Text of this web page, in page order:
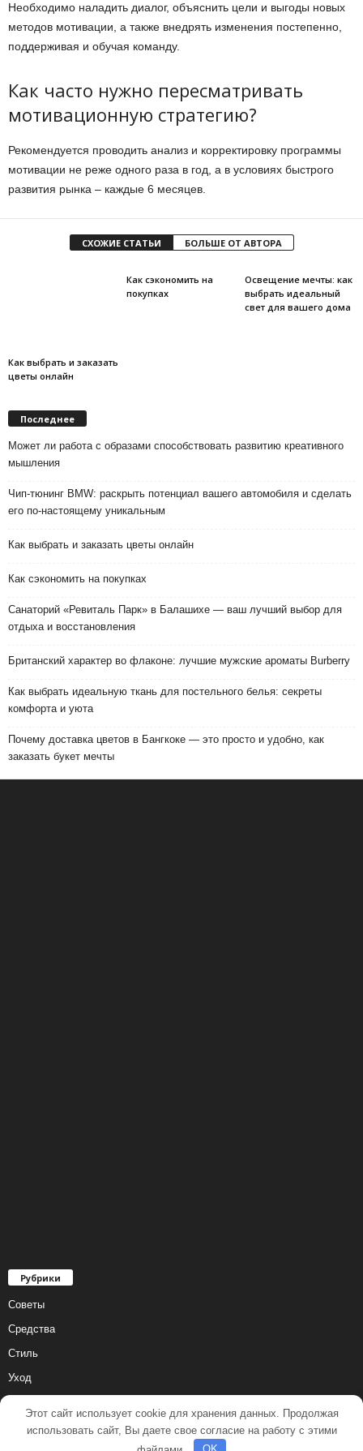
Необходимо наладить диалог, объяснить цели и выгоды новых
методов мотивации, а также внедрять изменения постепенно,
поддерживая и обучая команду.
Как часто нужно пересматривать
мотивационную стратегию?
Рекомендуется проводить анализ и корректировку программы
мотивации не реже одного раза в год, а в условиях быстрого
развития рынка – каждые 6 месяцев.
СХОЖИЕ СТАТЬИ БОЛЬШЕ ОТ АВТОРА
Как выбрать и заказать
цветы онлайн
Как сэкономить на
покупках
Освещение мечты: как
выбрать идеальный
свет для вашего дома
Последнее
Может ли работа с образами способствовать развитию креативного
мышления
Чип-тюнинг BMW: раскрыть потенциал вашего автомобиля и сделать
его по-настоящему уникальным
Как выбрать и заказать цветы онлайн
Как сэкономить на покупках
Санаторий «Ревиталь Парк» в Балашихе — ваш лучший выбор для
отдыха и восстановления
Британский характер во флаконе: лучшие мужские ароматы Burberry
Как выбрать идеальную ткань для постельного белья: секреты
комфорта и уюта
Почему доставка цветов в Бангкоке — это просто и удобно, как
заказать букет мечты
Рубрики
Советы
Средства
Стиль
Уход
Этот сайт использует cookie для хранения данных. Продолжая
использовать сайт, Вы даете свое согласие на работу с этими